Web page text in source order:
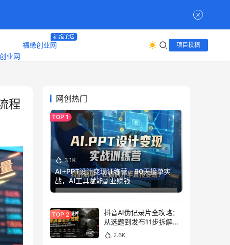
福缘创业网
福缘论坛
项目投稿
程 网创热门
3.1K
AI+PPT设计变现训练营，90天接单实
战，AI工具赋能副业赚钱
抖音AI伪记录片全攻略：
从选题到发布11步拆解，
零基础做出高流量真实感
内容
2.6K